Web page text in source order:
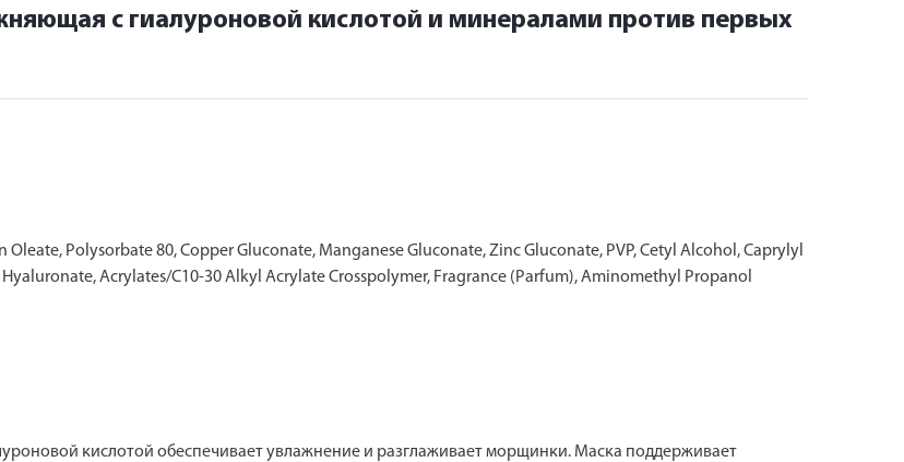
с гиалуроновой кислотой и минералами против первых
Polysorbate 80, Copper Gluconate, Manganese Gluconate, Zinc Gluconate, PVP, Cetyl Alcohol, Caprylyl
Acrylates/C10-30 Alkyl Acrylate Crosspolymer, Fragrance (Parfum), Aminomethyl Propanol
кислотой обеспечивает увлажнение и разглаживает морщинки. Маска поддерживает